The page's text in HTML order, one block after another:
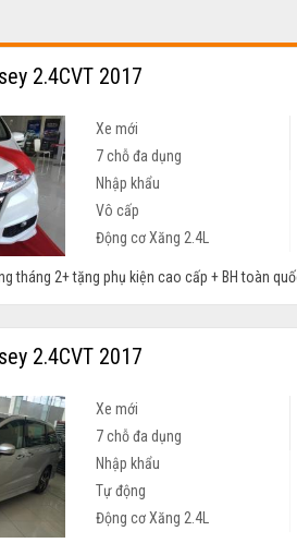
2.4CVT 2017
Xe mới
7 chỗ đa dụng
Nhập khẩu
Vô cấp
Động cơ Xăng 2.4L
tháng 2+ tặng phụ kiện cao cấp + BH toàn
2.4CVT 2017
Xe mới
7 chỗ đa dụng
Nhập khẩu
Tự động
Động cơ Xăng 2.4L